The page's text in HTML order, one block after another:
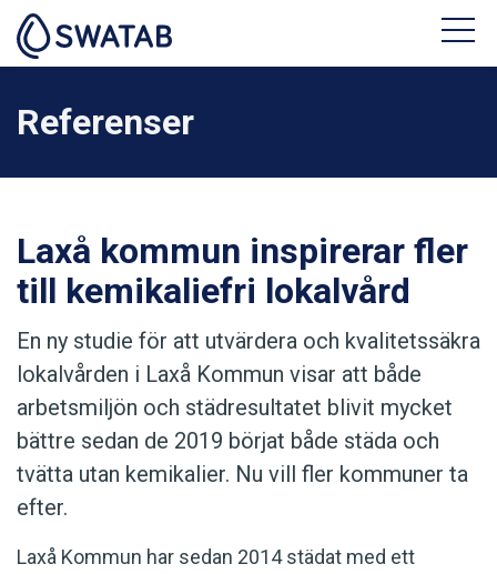
Referenser
Laxå kommun inspirerar fler
till kemikaliefri lokalvård
En ny studie för att utvärdera och kvalitetssäkra
lokalvården i Laxå Kommun visar att både
arbetsmiljön och städresultatet blivit mycket
bättre sedan de 2019 börjat både städa och
tvätta utan kemikalier. Nu vill fler kommuner ta
efter.
Laxå Kommun har sedan 2014 städat med ett